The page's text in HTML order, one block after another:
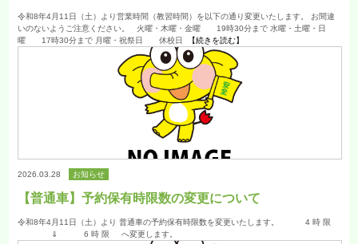
令和8年4月11日（土）より営業時間（教習時間）を以下の通り変更いたします。 お間違
いのないようご注意ください。 火曜・木曜・金曜 19時30分まで 水曜・土曜・日
曜 17時30分まで 月曜・祝祭日 休校日
【続きを読む】
2026.03.28 お知らせ
【普通車】予約保有時限数の変更について
令和8年4月11日（土）より 普通車の予約保有時限数を変更いたします。 4 時 限
⇓ 6 時 限 へ変更します。